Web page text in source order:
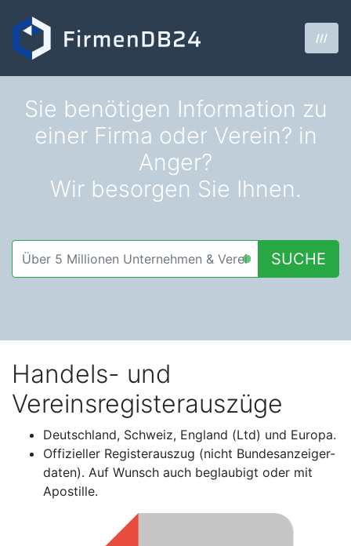
///
Sie benötigen Information zu
einer Firma oder Verein? in
Anger?
Wir besorgen Sie Ihnen.
SUCHE
Handels- und
Vereinsregisterauszüge
Deutschland, Schweiz, England (Ltd) und Europa.
Offizieller Registerauszug (nicht Bundesanzeiger-
daten). Auf Wunsch auch beglaubigt oder mit
Apostille.